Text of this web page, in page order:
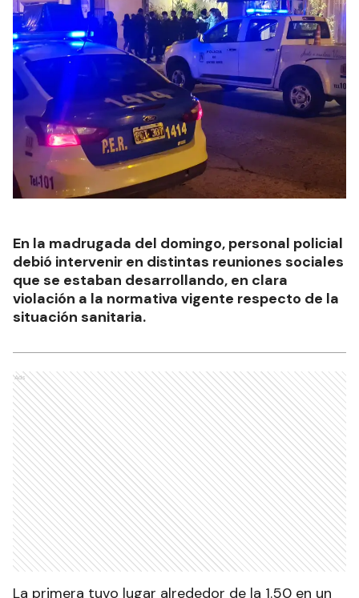
En la madrugada del domingo, personal policial
debió intervenir en distintas reuniones sociales
que se estaban desarrollando, en clara
violación a la normativa vigente respecto de la
situación sanitaria.
Ads
La primera tuvo lugar alrededor de la 1.50 en un